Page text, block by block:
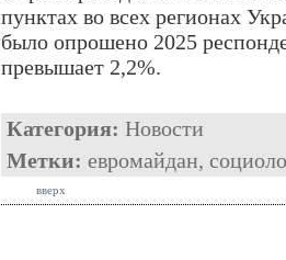
пунктах во всех регионах
было опрошено 2025
превышает 2,2%.
Категория: Новости
Метки: евромайдан,
вверх